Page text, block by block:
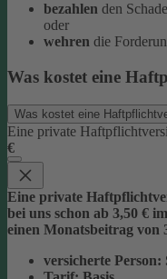
bezahlen den
oder
wehren die
Was kostet eine
Was kostet eine
Eine private
€
Eine private
bei uns schon ab 3,50 €
einen Monatsbeitrag von
versicherte Person: